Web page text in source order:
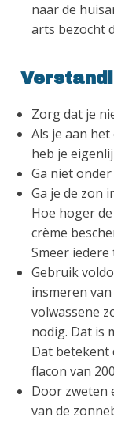
naar de
arts bezocht
Zorg dat je
Als je aan
heb je
Ga niet
Ga je de zon
Hoe hoger
crème
Smeer
Gebruik
insmeren
volwassene
nodig. Dat is
Dat betekent
flacon van
Door zweten
van de